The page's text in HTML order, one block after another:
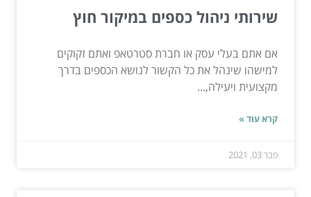
שירותי ניהול כספים במיקור חוץ
אם אתם בעלי עסק או חברת סטרטאפ ואתם זקוקים
למישהו שינהל את כל הקשור לנושא הכספים בדרך
מקצועית ויעילה,...
קרא עוד »
פבר 03, 2021